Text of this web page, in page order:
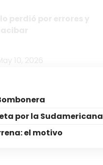
10, 2026
por la Sudamericana
el motivo